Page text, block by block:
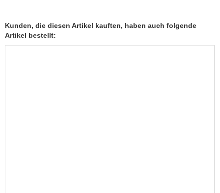
Kunden, die diesen Artikel kauften, haben auch folgende
Artikel bestellt: